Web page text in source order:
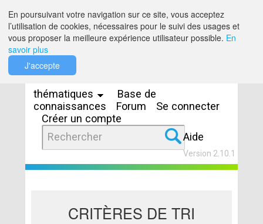
thématiques
Base de
connaissances
Forum
Se connecter
Créer un compte
Aide
Version 2.10.1
CRITÈRES DE TRI
En poursuivant votre navigation sur ce site, vous acceptez
l’utilisation de cookies, nécessaires pour le suivi des usages et
vous proposer la meilleure expérience utilisateur possible. En
savoir plus
J'accepte